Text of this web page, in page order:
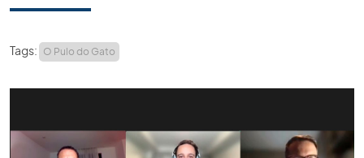
SBU NO CONSULTÓRIO
EDUCAÇÃO CONTINUADA
Tags: O Pulo do Gato